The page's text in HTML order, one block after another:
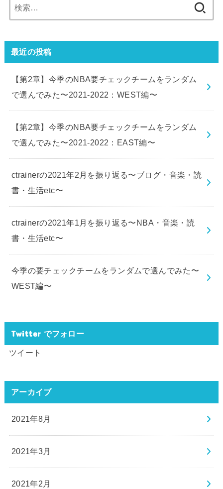
索:
最近の投稿
【第2章】今季のNBA要チェックチームをランダム
で選んでみた〜2021-2022：WEST編〜
【第2章】今季のNBA要チェックチームをランダム
で選んでみた〜2021-2022：EAST編〜
ctrainerの2021年2月を振り返る〜ブログ・音楽・読
書・生活etc〜
ctrainerの2021年1月を振り返る〜NBA・音楽・読
書・生活etc〜
今季の要チェックチームをランダムで選んでみた〜
WEST編〜
Twitter でフォロー
ツイート
アーカイブ
2021年8月
2021年3月
2021年2月